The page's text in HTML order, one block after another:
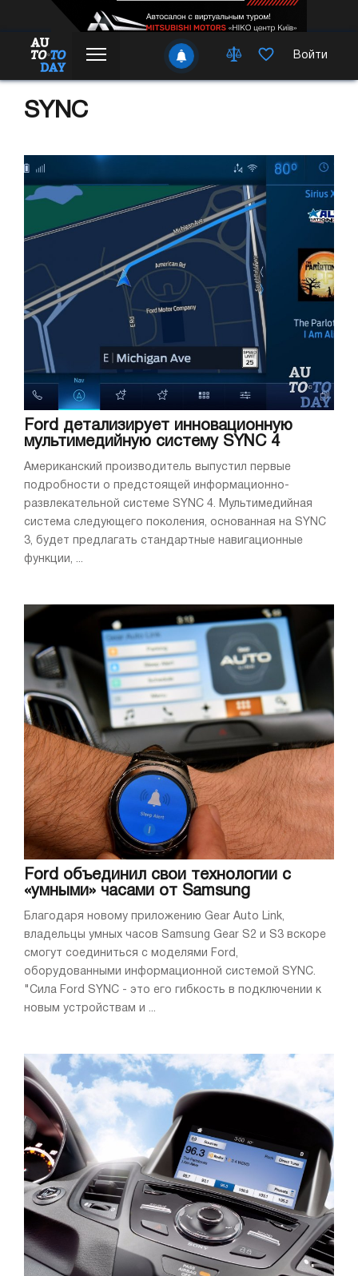
Войти
SYNC
Ford детализирует инновационную
мультимедийную систему SYNC 4
Американский производитель выпустил первые
подробности о предстоящей информационно-
развлекательной системе SYNC 4. Мультимедийная
система следующего поколения, основанная на SYNC
3, будет предлагать стандартные навигационные
функции, ...
Ford объединил свои технологии с
«умными» часами от Samsung
Благодаря новому приложению Gear Auto Link,
владельцы умных часов Samsung Gear S2 и S3 вскоре
смогут соединиться с моделями Ford,
оборудованными информационной системой SYNC.
"Сила Ford SYNC - это его гибкость в подключении к
новым устройствам и ...